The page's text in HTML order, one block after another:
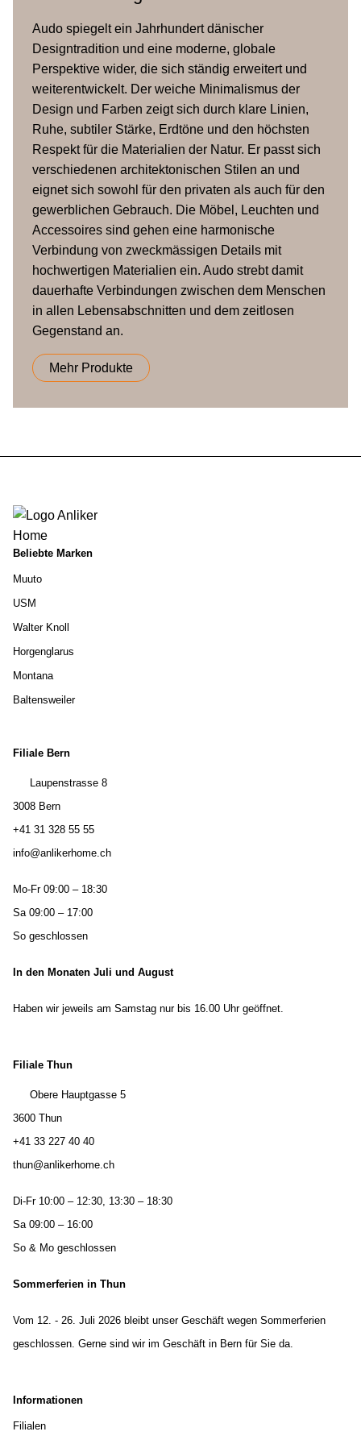
Gewicht 43 kg
Audo spiegelt ein Jahrhundert dänischer
Designtradition und eine moderne, globale
Perspektive wider, die sich ständig erweitert und
weiterentwickelt. Der weiche Minimalismus der
Design und Farben zeigt sich durch klare Linien,
Ruhe, subtiler Stärke, Erdtöne und den höchsten
Respekt für die Materialien der Natur. Er passt sich
verschiedenen architektonischen Stilen an und
eignet sich sowohl für den privaten als auch für den
gewerblichen Gebrauch. Die Möbel, Leuchten und
Accessoires sind gehen eine harmonische
Verbindung von zweckmässigen Details mit
hochwertigen Materialien ein. Audo strebt damit
dauerhafte Verbindungen zwischen dem Menschen
in allen Lebensabschnitten und dem zeitlosen
Gegenstand an.
Mehr Produkte
Beliebte Marken
Muuto
USM
Walter Knoll
Horgenglarus
Montana
Baltensweiler
Informationen
Filialen
Filiale Bern
Laupenstrasse 8
3008 Bern
+41 31 328 55 55
info@anlikerhome.ch
Mo-Fr 09:00 – 18:30
Sa 09:00 – 17:00
So geschlossen
In den Monaten Juli und August
Haben wir jeweils am Samstag nur bis 16.00 Uhr geöffnet.
Filiale Thun
Obere Hauptgasse 5
3600 Thun
+41 33 227 40 40
thun@anlikerhome.ch
Di-Fr 10:00 – 12:30, 13:30 – 18:30
Sa 09:00 – 16:00
So & Mo geschlossen
Sommerferien in Thun
Vom 12. - 26. Juli 2026 bleibt unser Geschäft wegen Sommerferien
geschlossen. Gerne sind wir im Geschäft in Bern für Sie da.